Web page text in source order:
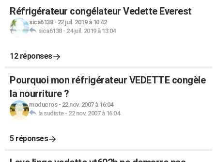
Réfrigérateur congélateur Vedette Everest
sica6138- 22 juil. 2019 à 10:42
sica6138- 24 juil. 2019 à 13:04
12 réponses
Pourquoi mon réfrigérateur VEDETTE congèle
la nourriture ?
moducros- 22 nov. 2007 à 16:04
la sudiste- 22 nov. 2007 à 16:04
5 réponses